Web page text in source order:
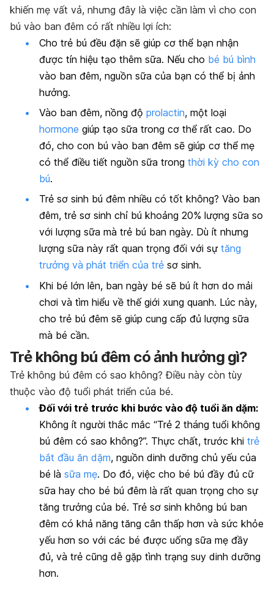
khiến mẹ vất vả, nhưng đây là việc cần làm vì cho con
bú vào ban đêm có rất nhiều lợi ích:
Cho trẻ bú đều đặn sẽ giúp cơ thể bạn nhận
được tín hiệu tạo thêm sữa. Nếu cho bé bú bình
vào ban đêm, nguồn sữa của bạn có thể bị ảnh
hưởng.
Vào ban đêm, nồng độ prolactin, một loại
hormone giúp tạo sữa trong cơ thể rất cao. Do
đó, cho con bú vào ban đêm sẽ giúp cơ thể mẹ
có thể điều tiết nguồn sữa trong thời kỳ cho con
bú.
Trẻ sơ sinh bú đêm nhiều có tốt không? Vào ban
đêm, trẻ sơ sinh chỉ bú khoảng 20% lượng sữa so
với lượng sữa mà trẻ bú ban ngày. Dù ít nhưng
lượng sữa này rất quan trọng đối với sự tăng
trưởng và phát triển của trẻ sơ sinh.
Khi bé lớn lên, ban ngày bé sẽ bú ít hơn do mải
chơi và tìm hiểu về thế giới xung quanh. Lúc này,
cho trẻ bú đêm sẽ giúp cung cấp đủ lượng sữa
mà bé cần.
Trẻ không bú đêm có ảnh hưởng gì?
Trẻ không bú đêm có sao không? Điều này còn tùy
thuộc vào độ tuổi phát triển của bé.
Đối với trẻ trước khi bước vào độ tuổi ăn dặm:
Không ít người thắc mắc “Trẻ 2 tháng tuổi không
bú đêm có sao không?”. Thực chất, trước khi trẻ
bắt đầu ăn dặm, nguồn dinh dưỡng chủ yếu của
bé là sữa mẹ. Do đó, việc cho bé bú đầy đủ cữ
sữa hay cho bé bú đêm là rất quan trọng cho sự
tăng trưởng của bé. Trẻ sơ sinh không bú ban
đêm có khả năng tăng cân thấp hơn và sức khỏe
yếu hơn so với các bé được uống sữa mẹ đầy
đủ, và trẻ cũng dễ gặp tình trạng suy dinh dưỡng
hơn.